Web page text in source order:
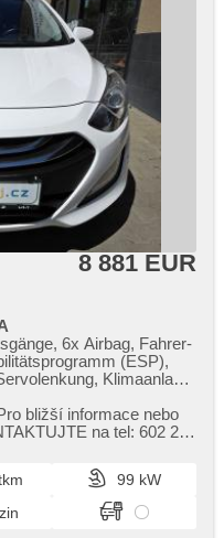
8 881 EUR
6x Airbag, Fahrer-
(ESP),
Klimaanlage,
senzory přední,
Lichtsensor,
free, Bluetooth, El.
El. Klappspiegel, El.
Zentralverriegelung
isofix, beheizte
bližší informace nebo
na tel: 602 215
99 kW